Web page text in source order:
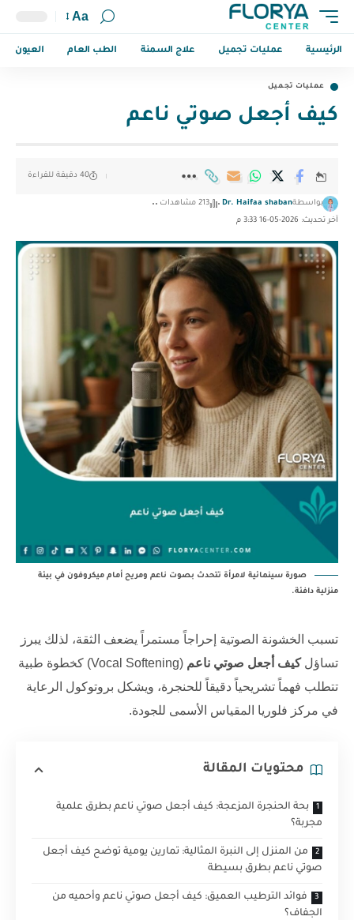
Aa
الرئيسية عمليات تجميل علاج السمنة الطب العام العيون
عمليات تجميل
كيف أجعل صوتي ناعم
آخر تحديث: 2026-05-16 3:33 م
بواسطةDr. Haifaa shaban 213 مشاهدات
40 دقيقة للقراءة
صورة سينمائية لامرأة تتحدث بصوت ناعم ومريح أمام ميكروفون في بيئة
منزلية دافئة.
تسبب الخشونة الصوتية إحراجاً مستمراً يضعف الثقة، لذلك يبرز
تساؤلكيف أجعل صوتي ناعم
(Vocal Softening) كخطوة طبية
تتطلب فهماً تشريحياً دقيقاً للحنجرة، ويشكل بروتوكول الرعاية
في مركز فلوريا المقياس الأسمى للجودة.
محتويات المقالة
بحة الحنجرة المزعجة: كيف أجعل صوتي ناعم بطرق علمية
مجربة؟
من المنزل إلى النبرة المثالية: تمارين يومية توضح كيف أجعل
صوتي ناعم بطرق بسيطة
فوائد الترطيب العميق: كيف أجعل صوتي ناعم وأحميه من
الجفاف؟